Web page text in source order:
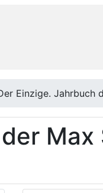
Einzige. Jahrbuch